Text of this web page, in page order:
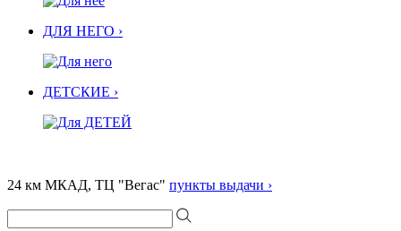
ДЛЯ НЕГО ›
ДЕТСКИЕ ›
24 км МКАД, ТЦ "Вегас" пункты выдачи ›